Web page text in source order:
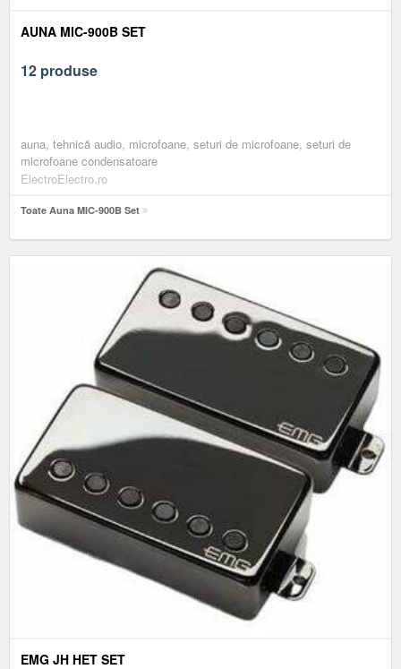
AUNA MIC-900B SET
12 produse
auna, tehnică audio, microfoane, seturi de microfoane, seturi de
microfoane condensatoare
ElectroElectro.ro
Toate Auna MIC-900B Set
EMG JH HET SET